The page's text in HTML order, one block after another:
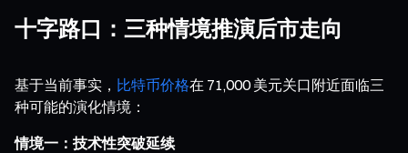
十字路口：三种情境推演后市走向
基于当前事实， 比特币价格在 71,000 美元关口附近面临三
种可能的演化情境：
情境一：技术性突破延续